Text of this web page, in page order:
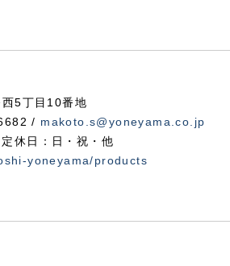
5丁目10番地
/ makoto.s@yoneyama.co.jp
休日：日・祝・他
yoneyama/products